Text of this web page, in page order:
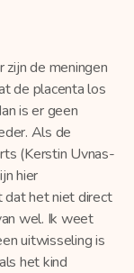
de meningen
de placenta los
is er geen
Als de
(Kerstin Uvnas-
hier
het niet direct
wel. Ik weet
uitwisseling is
het kind